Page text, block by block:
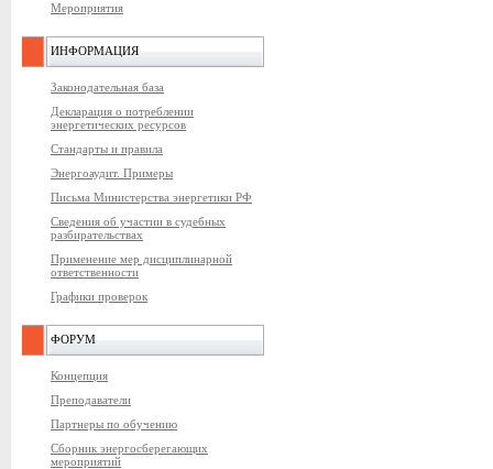
Мероприятия
ИНФОРМАЦИЯ
Законодательная база
Декларация о потреблении
энергетических ресурсов
Стандарты и правила
Энергоаудит. Примеры
Письма Министерства энергетики РФ
Сведения об участии в судебных
разбирательствах
Применение мер дисциплинарной
ответственности
Графики проверок
ФОРУМ
Концепция
Преподаватели
Партнеры по обучению
Сборник энергосберегающих
мероприятий